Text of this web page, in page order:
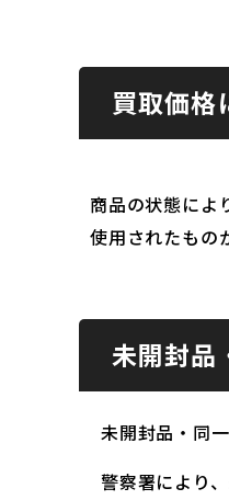
買取価格
商品の状態によ
使用されたもの
未開封品
未開封品・同
警察署により